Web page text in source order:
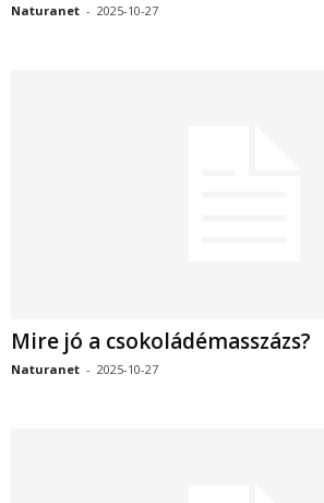
Naturanet - 2025-10-27
Mire jó a csokoládémasszázs?
Naturanet - 2025-10-27